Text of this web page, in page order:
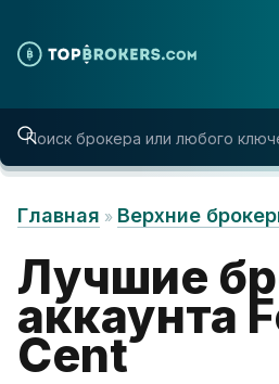
Главная » Верхние
Лучшие
аккаунта
Cent